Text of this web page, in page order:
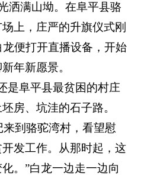
洒满山坳。在阜平县骆
上，庄严的升旗仪式刚
便打开直播设备，开始
年新愿景。
是阜平县最贫困的村庄
房、坑洼的石子路。
到骆驼湾村，看望慰
发工作。从那时起，这
。”白龙一边走一边向